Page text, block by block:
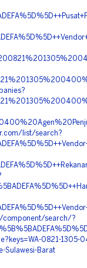
list/search?
component/search/?
0821-1305-
Sulawesi-Barat